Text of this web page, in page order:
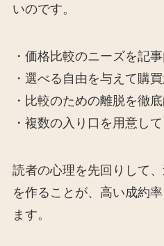
いのです。
・価格比較のニーズを記
・選べる自由を与えて購
・比較のための離脱を徹
・複数の入り口を用意し
読者の心理を先回りして
を作ることが、高い成約
ます。